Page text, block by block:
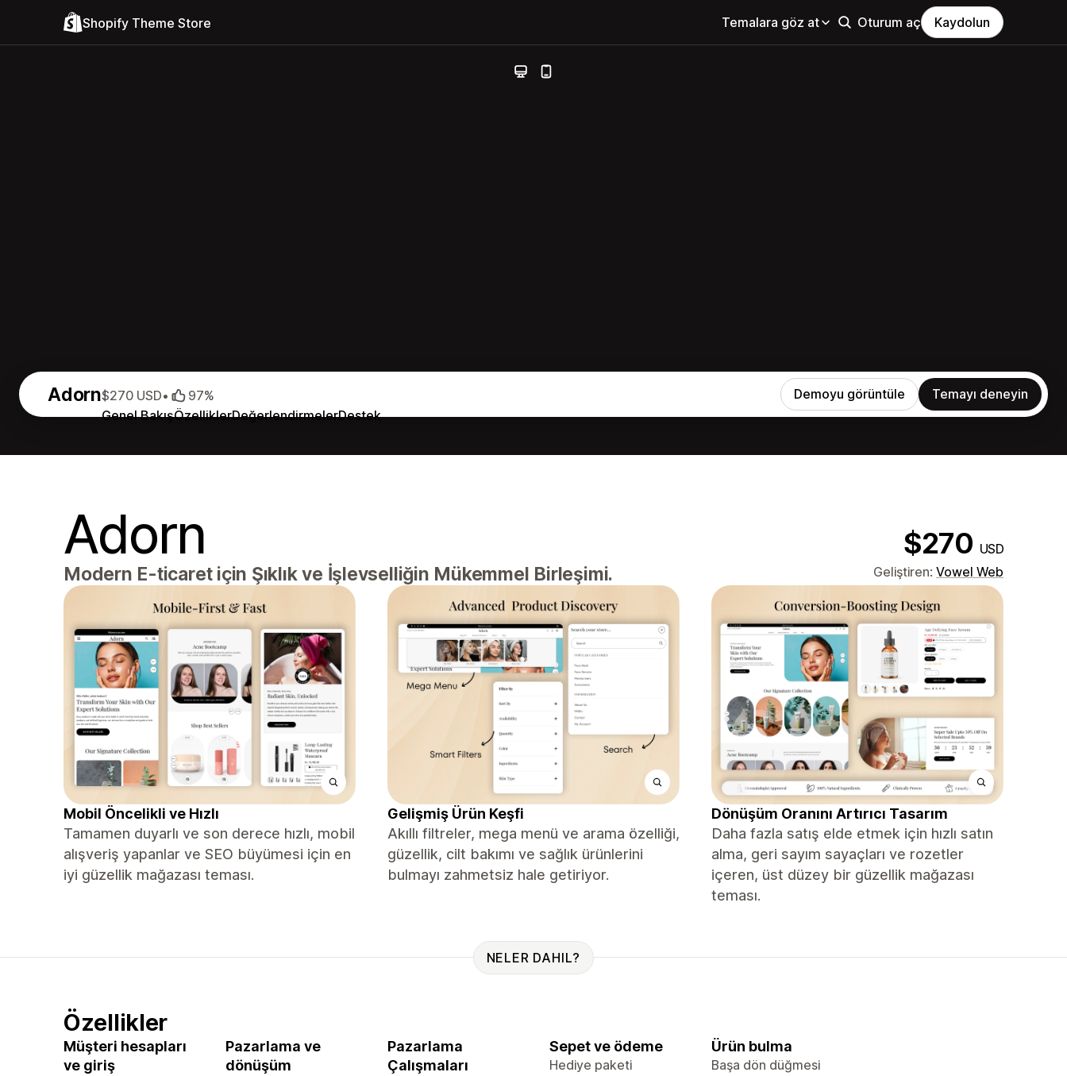
Shopify Theme Store Temalara göz at Oturum aç Kaydolun
Adorn
Genel BakışÖzelliklerDeğerlendirmelerDestek
$270 USD• 97% Demoyu görüntüle Temayı deneyin
Adorn $270 USD
Modern E-ticaret için Şıklık ve İşlevselliğin Mükemmel Birleşimi. Geliştiren: Vowel Web
Mobil Öncelikli ve Hızlı
Tamamen duyarlı ve son derece hızlı, mobil
alışveriş yapanlar ve SEO büyümesi için en
iyi güzellik mağazası teması.
Gelişmiş Ürün Keşfi
Akıllı filtreler, mega menü ve arama özelliği,
güzellik, cilt bakımı ve sağlık ürünlerini
bulmayı zahmetsiz hale getiriyor.
Dönüşüm Oranını Artırıcı Tasarım
Daha fazla satış elde etmek için hızlı satın
alma, geri sayım sayaçları ve rozetler
içeren, üst düzey bir güzellik mağazası
teması.
NELER DAHIL?
Özellikler
Müşteri hesapları
ve giriş
Pazarlama ve
dönüşüm
Pazarlama
Çalışmaları
Sepet ve ödeme
Hediye paketi
Ürün bulma
Başa dön düğmesi